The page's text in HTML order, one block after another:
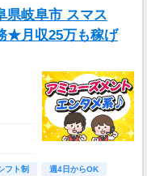
県岐阜市 スマス
★月収25万も稼げ
フト制
週4日からOK